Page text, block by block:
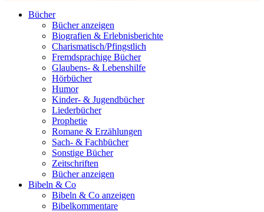
Bücher
Bücher anzeigen
Biografien & Erlebnisberichte
Charismatisch/Pfingstlich
Fremdsprachige Bücher
Glaubens- & Lebenshilfe
Hörbücher
Humor
Kinder- & Jugendbücher
Liederbücher
Prophetie
Romane & Erzählungen
Sach- & Fachbücher
Sonstige Bücher
Zeitschriften
Bücher anzeigen
Bibeln & Co
Bibeln & Co anzeigen
Bibelkommentare